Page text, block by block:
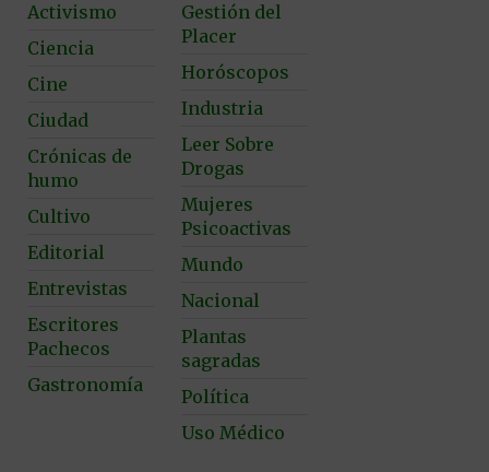
Activismo
Ciencia
Cine
Ciudad
Crónicas de
humo
Cultivo
Editorial
Entrevistas
Escritores
Pachecos
Gastronomía
Gestión del
Placer
Horóscopos
Industria
Leer Sobre
Drogas
Mujeres
Psicoactivas
Mundo
Nacional
Plantas
sagradas
Política
Uso Médico